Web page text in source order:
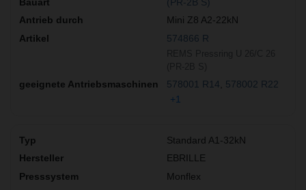
Mini Z8 A2-22kN
574866 R
578001 R14
578002 R22
+1
Standard A1-32kN
EBRILLE
Monflex